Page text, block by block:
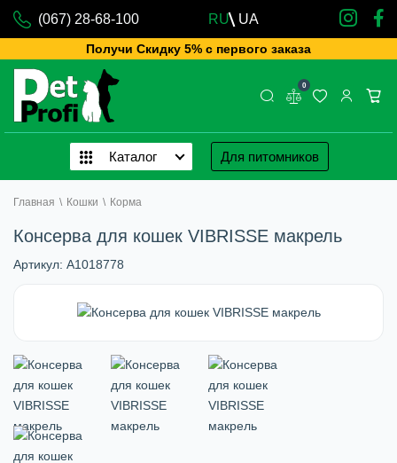
(067) 28-68-100 RU UA
Получи Скидку 5% с первого заказа
0
Каталог Для питомников
Главная \ Кошки \ Корма
Консерва для кошек VIBRISSE макрель
Артикул: A1018778